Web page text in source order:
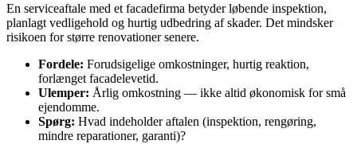
En serviceaftale med et facadefirma betyder løbende inspektion,
planlagt vedligehold og hurtig udbedring af skader. Det mindsker
risikoen for større renovationer senere.
Fordele: Forudsigelige omkostninger, hurtig reaktion,
forlænget facadelevetid.
Ulemper: Årlig omkostning — ikke altid økonomisk for små
ejendomme.
Spørg: Hvad indeholder aftalen (inspektion, rengøring,
mindre reparationer, garanti)?